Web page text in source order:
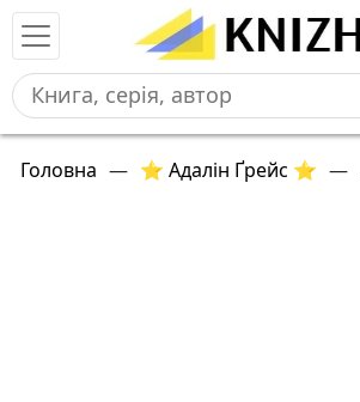
Головна — ⭐ Адалін Ґрейс ⭐ —